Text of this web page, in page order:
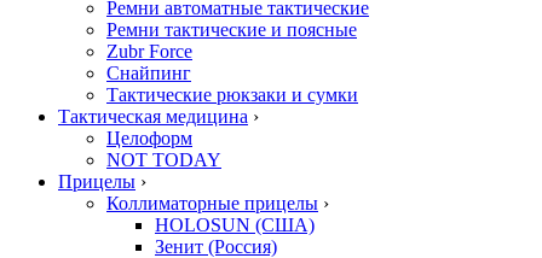
Ремни автоматные тактические
Ремни тактические и поясные
Zubr Force
Снайпинг
Тактические рюкзаки и сумки
Тактическая медицина ›
Целоформ
NOT TODAY
Прицелы ›
Коллиматорные прицелы ›
HOLOSUN (США)
Зенит (Россия)